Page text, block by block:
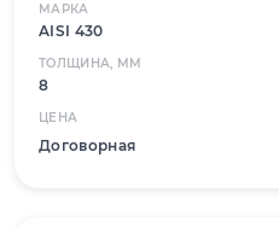
МАРКА
AISI 430
ТОЛЩИНА, ММ
8
ЦЕНА
Договорная